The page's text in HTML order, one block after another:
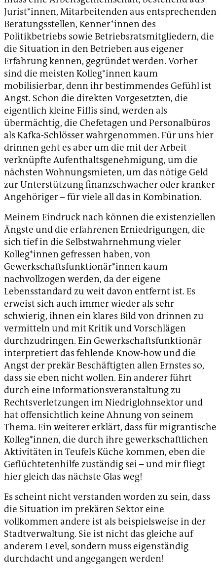
Jurist*innen, Mitarbeitenden aus entsprechenden
Beratungsstellen, Kenner*innen des
Politikbetriebs sowie Betriebsratsmitgliedern, die
die Situation in den Betrieben aus eigener
Erfahrung kennen, gegründet werden. Vorher
sind die meisten Kolleg*innen kaum
mobilisierbar, denn ihr bestimmendes Gefühl ist
Angst. Schon die direkten Vorgesetzten, die
eigentlich kleine Fiffis sind, werden als
übermächtig, die Chefetagen und Personalbüros
als Kafka-Schlösser wahrgenommen. Für uns hier
drinnen geht es aber um die mit der Arbeit
verknüpfte Aufenthaltsgenehmigung, um die
nächsten Wohnungsmieten, um das nötige Geld
zur Unterstützung finanzschwacher oder kranker
Angehöriger – für viele all das in Kombination.
Meinem Eindruck nach können die existenziellen
Ängste und die erfahrenen Erniedrigungen, die
sich tief in die Selbstwahrnehmung vieler
Kolleg*innen gefressen haben, von
Gewerkschaftsfunktionär*innen kaum
nachvollzogen werden, da der eigene
Lebensstandard zu weit davon entfernt ist. Es
erweist sich auch immer wieder als sehr
schwierig, ihnen ein klares Bild von drinnen zu
vermitteln und mit Kritik und Vorschlägen
durchzudringen. Ein Gewerkschaftsfunktionär
interpretiert das fehlende Know-how und die
Angst der prekär Beschäftigten allen Ernstes so,
dass sie eben nicht wollen. Ein anderer führt
durch eine Informationsveranstaltung zu
Rechtsverletzungen im Niedriglohnsektor und
hat offensichtlich keine Ahnung von seinem
Thema. Ein weiterer erklärt, dass für migrantische
Kolleg*innen, die durch ihre gewerkschaftlichen
Aktivitäten in Teufels Küche kommen, eben die
Geflüchtetenhilfe zuständig sei – und mir fliegt
hier gleich das nächste Glas weg!
Es scheint nicht verstanden worden zu sein, dass
die Situation im prekären Sektor eine
vollkommen andere ist als beispielsweise in der
Stadtverwaltung. Sie ist nicht das gleiche auf
anderem Level, sondern muss eigenständig
durchdacht und angegangen werden!